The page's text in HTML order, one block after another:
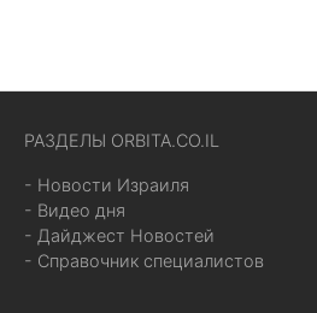
РАЗДЕЛЫ ORBITA.CO.IL
- Новости Израиля
- Видео дня
- Дайджест Новостей
- Справочник специалистов